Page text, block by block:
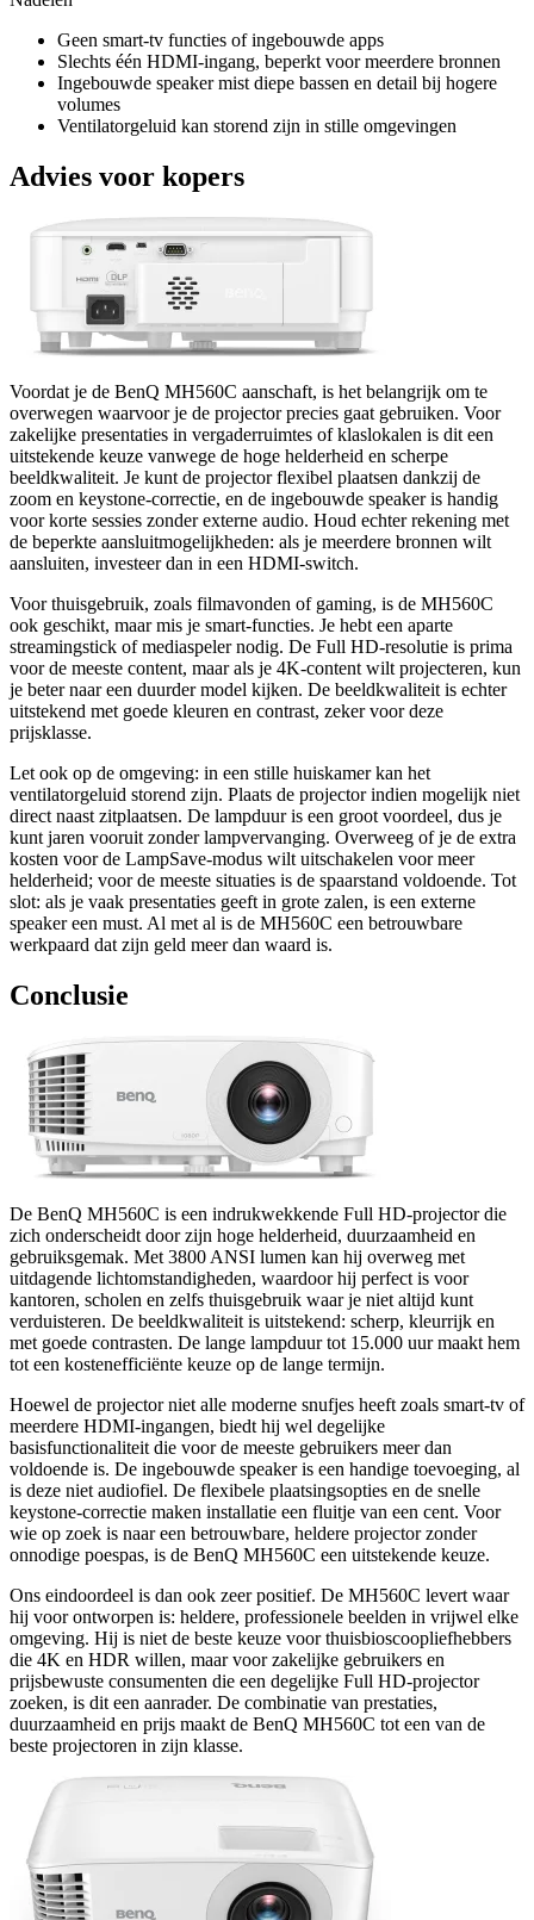
Geen smart-tv functies of ingebouwde apps
Slechts één HDMI-ingang, beperkt voor meerdere bronnen
Ingebouwde speaker mist diepe bassen en detail bij hogere
volumes
Ventilatorgeluid kan storend zijn in stille omgevingen
Advies voor kopers
Voordat je de BenQ MH560C aanschaft, is het belangrijk om te
overwegen waarvoor je de projector precies gaat gebruiken. Voor
zakelijke presentaties in vergaderruimtes of klaslokalen is dit een
uitstekende keuze vanwege de hoge helderheid en scherpe
beeldkwaliteit. Je kunt de projector flexibel plaatsen dankzij de
zoom en keystone-correctie, en de ingebouwde speaker is handig
voor korte sessies zonder externe audio. Houd echter rekening met
de beperkte aansluitmogelijkheden: als je meerdere bronnen wilt
aansluiten, investeer dan in een HDMI-switch.
Voor thuisgebruik, zoals filmavonden of gaming, is de MH560C
ook geschikt, maar mis je smart-functies. Je hebt een aparte
streamingstick of mediaspeler nodig. De Full HD-resolutie is prima
voor de meeste content, maar als je 4K-content wilt projecteren, kun
je beter naar een duurder model kijken. De beeldkwaliteit is echter
uitstekend met goede kleuren en contrast, zeker voor deze
prijsklasse.
Let ook op de omgeving: in een stille huiskamer kan het
ventilatorgeluid storend zijn. Plaats de projector indien mogelijk niet
direct naast zitplaatsen. De lampduur is een groot voordeel, dus je
kunt jaren vooruit zonder lampvervanging. Overweeg of je de extra
kosten voor de LampSave-modus wilt uitschakelen voor meer
helderheid; voor de meeste situaties is de spaarstand voldoende. Tot
slot: als je vaak presentaties geeft in grote zalen, is een externe
speaker een must. Al met al is de MH560C een betrouwbare
werkpaard dat zijn geld meer dan waard is.
Conclusie
De BenQ MH560C is een indrukwekkende Full HD-projector die
zich onderscheidt door zijn hoge helderheid, duurzaamheid en
gebruiksgemak. Met 3800 ANSI lumen kan hij overweg met
uitdagende lichtomstandigheden, waardoor hij perfect is voor
kantoren, scholen en zelfs thuisgebruik waar je niet altijd kunt
verduisteren. De beeldkwaliteit is uitstekend: scherp, kleurrijk en
met goede contrasten. De lange lampduur tot 15.000 uur maakt hem
tot een kostenefficiënte keuze op de lange termijn.
Hoewel de projector niet alle moderne snufjes heeft zoals smart-tv of
meerdere HDMI-ingangen, biedt hij wel degelijke
basisfunctionaliteit die voor de meeste gebruikers meer dan
voldoende is. De ingebouwde speaker is een handige toevoeging, al
is deze niet audiofiel. De flexibele plaatsingsopties en de snelle
keystone-correctie maken installatie een fluitje van een cent. Voor
wie op zoek is naar een betrouwbare, heldere projector zonder
onnodige poespas, is de BenQ MH560C een uitstekende keuze.
Ons eindoordeel is dan ook zeer positief. De MH560C levert waar
hij voor ontworpen is: heldere, professionele beelden in vrijwel elke
omgeving. Hij is niet de beste keuze voor thuisbioscoopliefhebbers
die 4K en HDR willen, maar voor zakelijke gebruikers en
prijsbewuste consumenten die een degelijke Full HD-projector
zoeken, is dit een aanrader. De combinatie van prestaties,
duurzaamheid en prijs maakt de BenQ MH560C tot een van de
beste projectoren in zijn klasse.